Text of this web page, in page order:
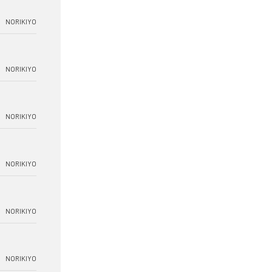
NORIKIYO
NORIKIYO
NORIKIYO
NORIKIYO
NORIKIYO
NORIKIYO